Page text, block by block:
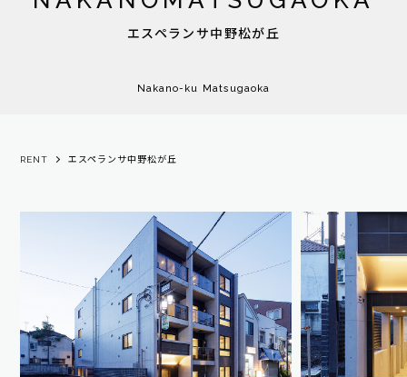
エスペランサ中野松が丘
Nakano-ku Matsugaoka
RENT エスペランサ中野松が丘